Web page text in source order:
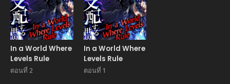
In a World Where
Levels Rule
ตอนที่ 2
In a World Where
Levels Rule
ตอนที่ 1